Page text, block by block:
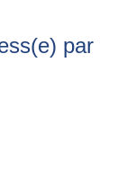
par